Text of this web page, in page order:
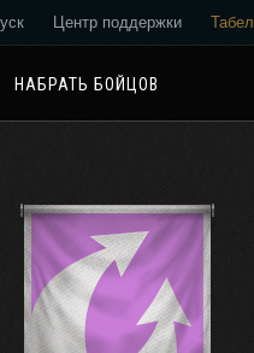
Центр поддержки
НАБРАТЬ БОЙЦОВ